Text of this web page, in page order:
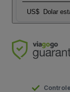
US$ Dolar